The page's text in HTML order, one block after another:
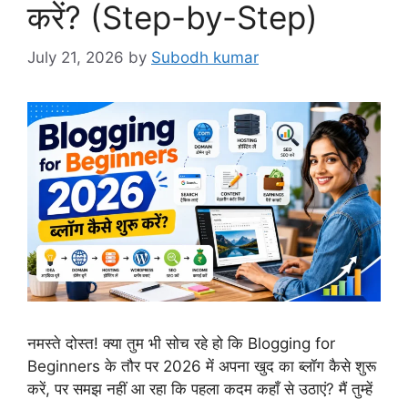
करें? (Step-by-Step)
July 21, 2026 by Subodh kumar
नमस्ते दोस्त! क्या तुम भी सोच रहे हो कि Blogging for
Beginners के तौर पर 2026 में अपना खुद का ब्लॉग कैसे शुरू
करें, पर समझ नहीं आ रहा कि पहला कदम कहाँ से उठाएं? मैं तुम्हें